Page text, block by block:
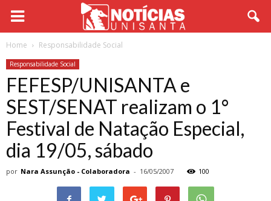
Home Responsabilidade Social
Responsabilidade Social
FEFESP/UNISANTA e
SEST/SENAT realizam o 1°
Festival de Natação Especial,
dia 19/05, sábado
por Nara Assunção - Colaboradora - 16/05/2007 100